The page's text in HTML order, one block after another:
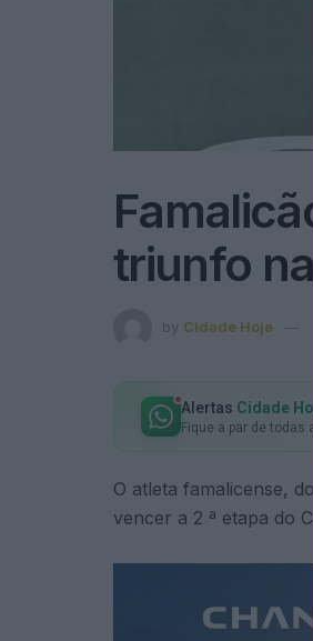
triunfo
by Cidade Hoje
Alertas Cidade
Fique a par de todas
O atleta famalicense,
vencer a 2 ª etapa do